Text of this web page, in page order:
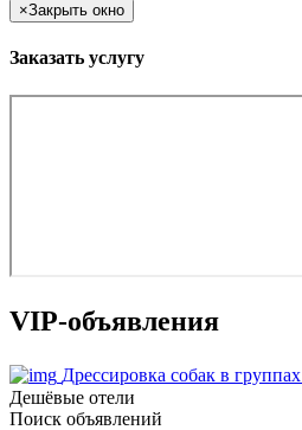
×Закрыть окно
Заказать услугу
VIP-объявления
Дрессировка собак в группах
Дешёвые отели
Поиск объявлений